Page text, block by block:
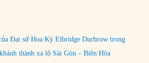
Đại sứ Hoa Kỳ Elbridge Durbrow trong
thành xa lộ Sài Gòn – Biên Hòa